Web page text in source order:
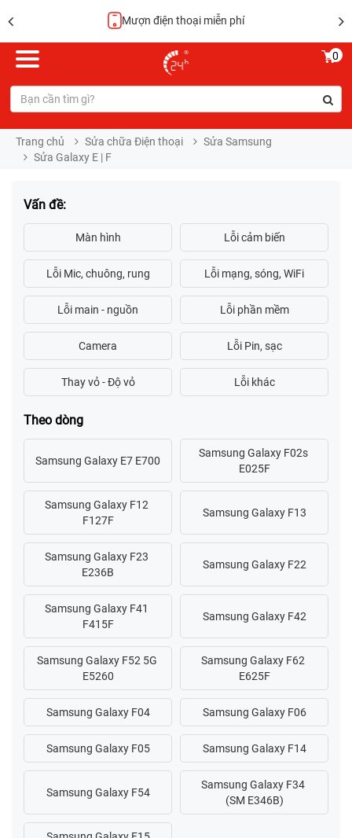
Mượn điện thoại miễn phí
0
Trang chủ Sửa chữa Điện thoại
Sửa Samsung
Sửa Galaxy E | F
Vấn đề:
Theo dòng